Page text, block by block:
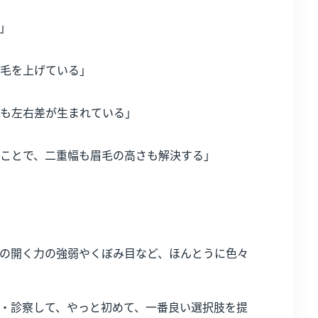
を上げている」
左右差が生まれている」
とで、二重幅も眉毛の高さも解決する」
開く力の強弱やくぼみ目など、ほんとうに色々
診察して、やっと初めて、一番良い選択肢を提